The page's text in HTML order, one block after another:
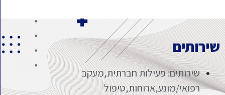
שירותים
שירותים: פעילות חברתית,מעקב
רפואי/מונע,ארוחות,טיפול